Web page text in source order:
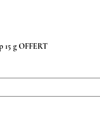
15 g OFFERT